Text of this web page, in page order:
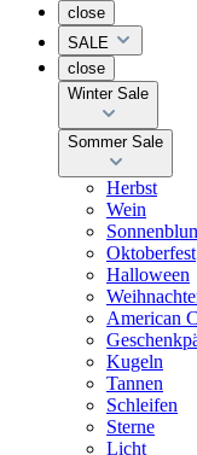
close
SALE
close
Winter Sale
Sommer Sale
Herbst
Wein
Oktoberfest
Halloween
American
Kugeln
Tannen
Schleifen
Sterne
Licht